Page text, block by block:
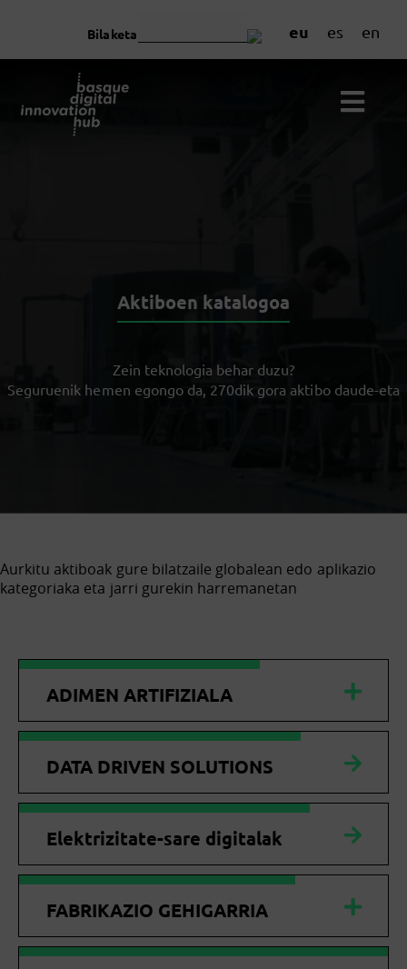
eu es en
Bilaketa
Aktiboen katalogoa
Zein teknologia behar duzu?
Seguruenik hemen egongo da, 270dik gora aktibo daude-eta
Aurkitu aktiboak gure bilatzaile globalean edo aplikazio
kategoriaka eta jarri gurekin harremanetan
ADIMEN ARTIFIZIALA
DATA DRIVEN SOLUTIONS
Elektrizitate-sare digitalak
FABRIKAZIO GEHIGARRIA